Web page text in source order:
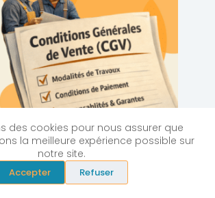
des cookies pour nous assurer que
la meilleure expérience possible sur
notre site.
Accepter Refuser